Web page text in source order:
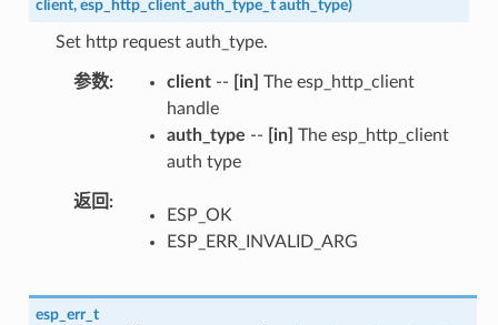
client, esp_http_client_auth_type_t auth_type)
Set http request auth_type.
参数 client-- [in] The esp_http_client
handle
auth_type -- [in] The esp_http_client
auth type
返回
ESP_OK
ESP_ERR_INVALID_ARG
esp_err_t